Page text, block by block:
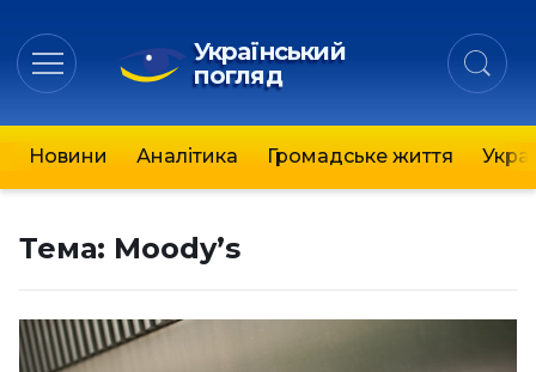
Український
погляд
Новини Аналітика Громадське життя
Тема: Moody’s